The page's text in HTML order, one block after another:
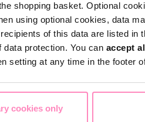
shopping basket. Optional
using optional cookies, data
of this data are listed
data protection. You can accept
setting at any time in the footer
cookies only